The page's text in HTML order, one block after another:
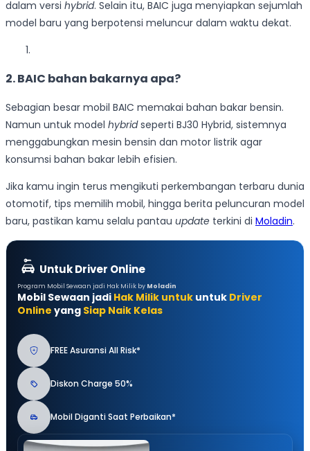
dalam versi hybrid. Selain itu, BAIC juga menyiapkan sejumlah
model baru yang berpotensi meluncur dalam waktu dekat.
2.BAIC bahan bakarnya apa?
Sebagian besar mobil BAIC memakai bahan bakar bensin.
Namun untuk model hybridseperti BJ30 Hybrid, sistemnya
menggabungkan mesin bensin dan motor listrik agar
konsumsi bahan bakar lebih efisien.
Jika kamu ingin terus mengikuti perkembangan terbaru dunia
otomotif, tips memilih mobil, hingga berita peluncuran model
baru, pastikan kamu selalu pantau update terkini di Moladin.
Untuk Driver Online
Program Mobil Sewaan jadi Hak Milik by Moladin
Mobil Sewaan jadi Hak Milik untuk untuk Driver
Online yang Siap Naik Kelas
FREE Asuransi All Risk*
Diskon Charge 50%
Mobil Diganti Saat Perbaikan*